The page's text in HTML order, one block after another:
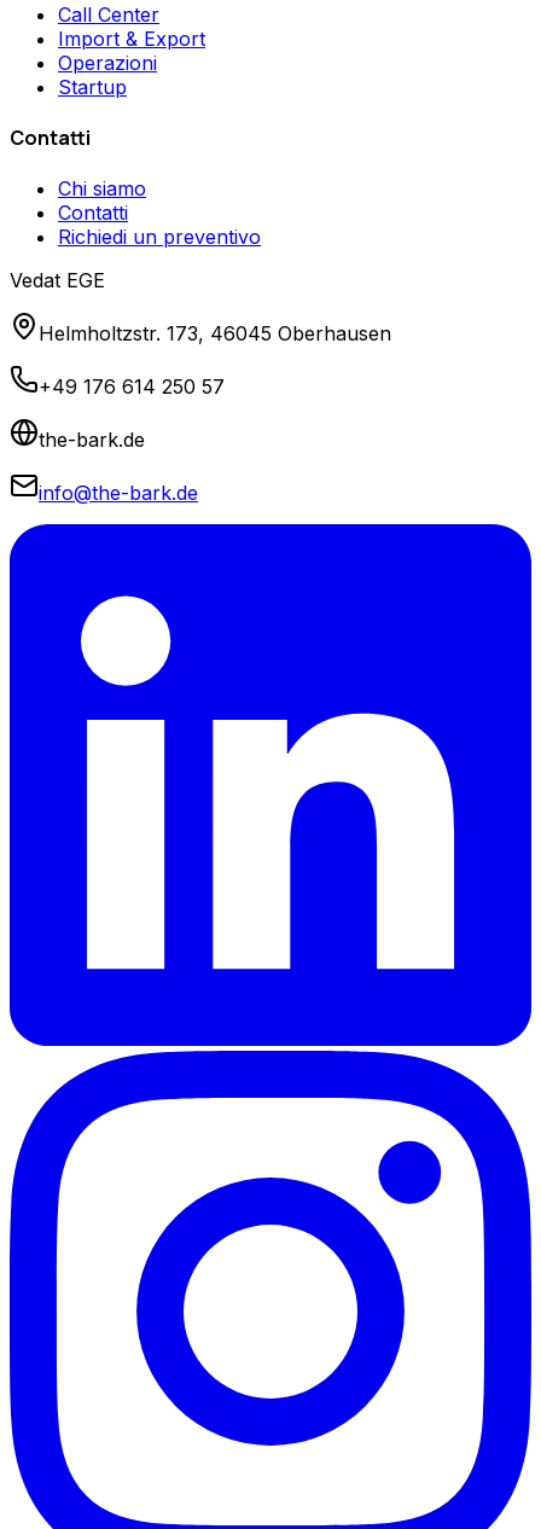
Call Center
Import & Export
Operazioni
Startup
Contatti
Chi siamo
Contatti
Richiedi un preventivo
Vedat EGE
Helmholtzstr. 173, 46045 Oberhausen
+49 176 614 250 57
the-bark.de
info@the-bark.de